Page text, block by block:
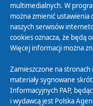
Polityka Prywatności
Zasady korzystania z
Organizacje Pożytku
Cyfryzacja DAB+
Polityka ochrony
Abonament
multimedialnych. W
można zmienić ustawienia
naszych serwisów
cookies oznacza, że będą
Więcej informacji można
Zamieszczone na
materiały sygnowane
Informacyjnych PAP,
i wydawcą jest Polska